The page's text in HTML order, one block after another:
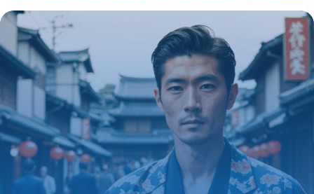
maîtriser la couleur unie et transformer
votre style dès aujourd’hui
19 mai 2026